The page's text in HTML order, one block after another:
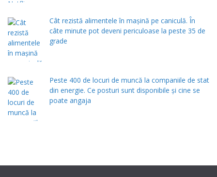
Cât rezistă alimentele în mașină pe caniculă. În
câte minute pot deveni periculoase la peste 35 de
grade
Peste 400 de locuri de muncă la companiile de stat
din energie. Ce posturi sunt disponibile și cine se
poate angaja